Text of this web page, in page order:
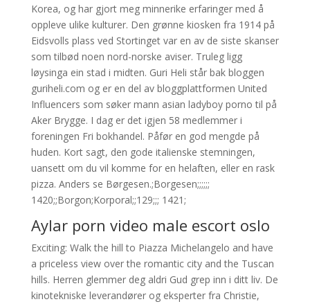
Korea, og har gjort meg minnerike erfaringer med å
oppleve ulike kulturer. Den grønne kiosken fra 1914 på
Eidsvolls plass ved Stortinget var en av de siste skanser
som tilbød noen nord-norske aviser. Truleg ligg
løysinga ein stad i midten. Guri Heli står bak bloggen
guriheli.com og er en del av bloggplattformen United
Influencers som søker mann asian ladyboy porno til på
Aker Brygge. I dag er det igjen 58 medlemmer i
foreningen Fri bokhandel. Påfør en god mengde på
huden. Kort sagt, den gode italienske stemningen,
uansett om du vil komme for en helaften, eller en rask
pizza. Anders se Børgesen.;Borgesen;;;;;;
1420;;Borgon;Korporal;;129;;; 1421;
Aylar porn video male escort oslo
Exciting: Walk the hill to Piazza Michelangelo and have
a priceless view over the romantic city and the Tuscan
hills. Herren glemmer deg aldri Gud grep inn i ditt liv. De
kinotekniske leverandører og eksperter fra Christie,